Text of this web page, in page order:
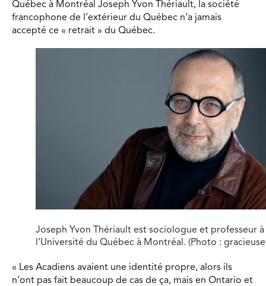
Québec à Montréal Joseph Yvon Thériault, la société
francophone de l’extérieur du Québec n’a jamais
accepté ce « retrait » du Québec.
Joseph Yvon Thériault est sociologue et professeur à
l’Université du Québec à Montréal. (Photo :
« Les Acadiens avaient une identité propre, alors ils
n’ont pas fait beaucoup de cas de ça, mais en Ontario et